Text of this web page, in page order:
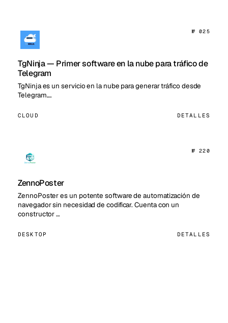
№ 025
TgNinja — Primer software en la nube para tráfico de
Telegram
TgNinja es un servicio en la nube para generar tráfico desde
Telegram.…
CLOUD DETALLES
№ 220
ZennoPoster
ZennoPoster es un potente software de automatización de
navegador sin necesidad de codificar. Cuenta con un
constructor …
DESKTOP DETALLES